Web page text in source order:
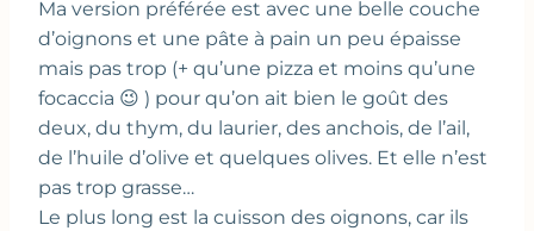
Ma version préférée est avec une belle couche
d’oignons et une pâte à pain un peu épaisse
mais pas trop (+ qu’une pizza et moins qu’une
focaccia 😉 ) pour qu’on ait bien le goût des
deux, du thym, du laurier, des anchois, de l’ail,
de l’huile d’olive et quelques olives. Et elle n’est
pas trop grasse…
Le plus long est la cuisson des oignons, car ils